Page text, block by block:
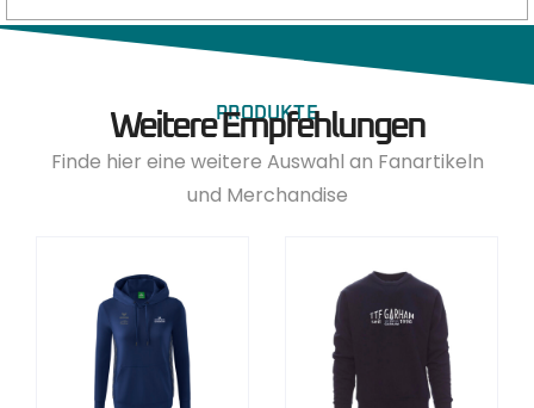
PRODUKTE
Weitere Empfehlungen
Finde hier eine weitere Auswahl an Fanartikeln
und Merchandise